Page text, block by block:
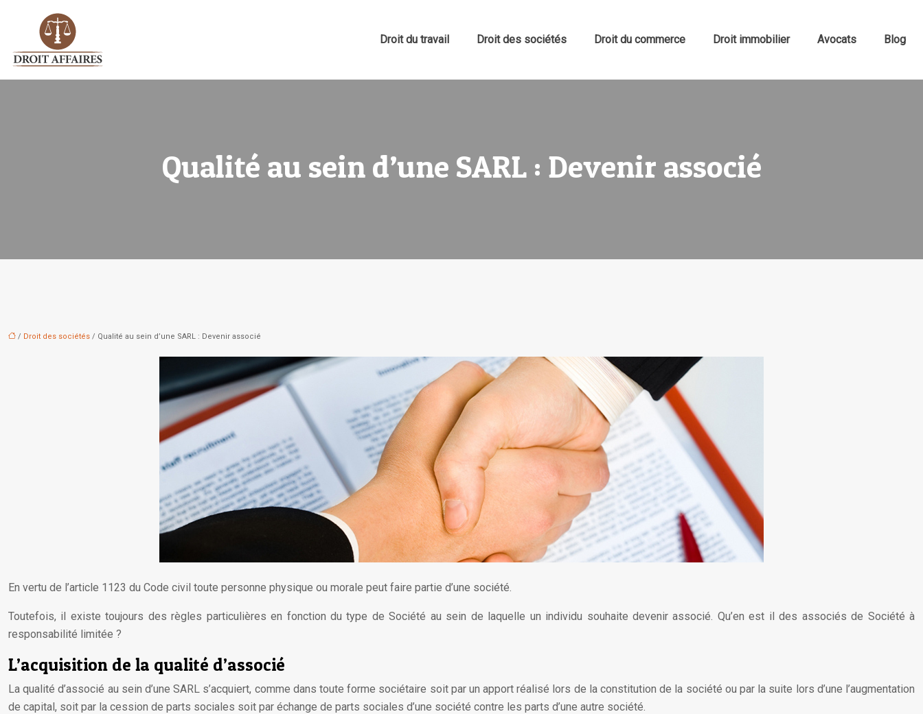
Droit du travail Droit des sociétés Droit du commerce Droit immobilier Avocats Blog
Qualité au sein d’une SARL : Devenir associé
/ Droit des sociétés / Qualité au sein d’une SARL : Devenir associé
En vertu de l’article 1123 du Code civil toute personne physique ou morale peut faire partie d’une société.
Toutefois, il existe toujours des règles particulières en fonction du type de Société au sein de laquelle un individu souhaite devenir associé. Qu’en est il des associés de Société à
responsabilité limitée ?
L’acquisition de la qualité d’associé
La qualité d’associé au sein d’une SARL s’acquiert, comme dans toute forme sociétaire soit par un apport réalisé lors de la constitution de la société ou par la suite lors d’une l’augmentation
de capital, soit par la cession de parts sociales soit par échange de parts sociales d’une société contre les parts d’une autre société.